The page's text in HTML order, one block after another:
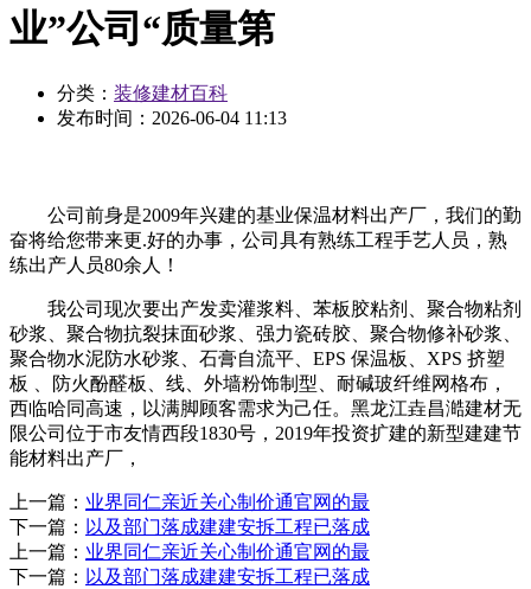
业”公司“质量第
分类： 装修建材百科
发布时间： 2026-06-04 11:13
公司前身是2009年兴建的基业保温材料出产厂，我们的勤
奋将给您带来更.好的办事，公司具有熟练工程手艺人员，熟
练出产人员80余人！
我公司现次要出产发卖灌浆料、苯板胶粘剂、聚合物粘剂
砂浆、聚合物抗裂抹面砂浆、强力瓷砖胶、聚合物修补砂浆、
聚合物水泥防水砂浆、石膏自流平、EPS 保温板、XPS 挤塑
板 、防火酚醛板、线、外墙粉饰制型、耐碱玻纤维网格布，
西临哈同高速，以满脚顾客需求为己任。黑龙江垚昌澔建材无
限公司位于市友情西段1830号，2019年投资扩建的新型建建节
能材料出产厂，
上一篇： 业界同仁亲近关心制价通官网的最
下一篇： 以及部门落成建建安拆工程已落成
上一篇： 业界同仁亲近关心制价通官网的最
下一篇： 以及部门落成建建安拆工程已落成